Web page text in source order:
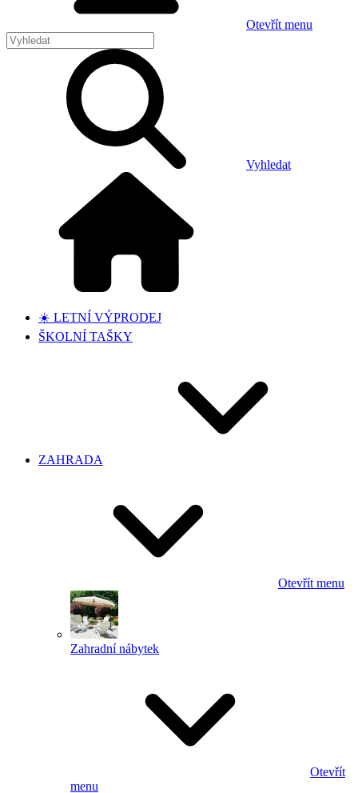
Otevřít menu
Vyhledat
☀️ LETNÍ VÝPRODEJ
ŠKOLNÍ TAŠKY
ZAHRADA
Otevřít menu
Zahradní nábytek
Otevřít
menu